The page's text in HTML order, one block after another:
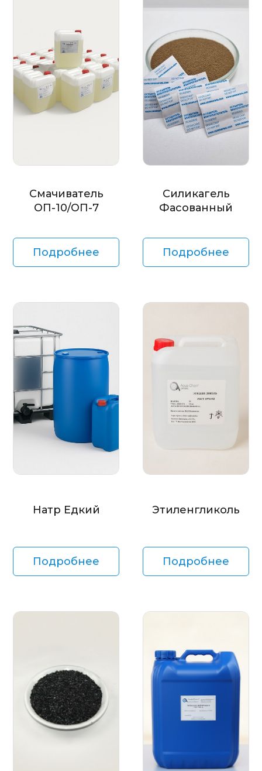
Смачиватель
ОП-10/ОП-7
Подробнее
Силикагель
Фасованный
Подробнее
Натр Едкий
Подробнее
Этиленгликоль
Подробнее